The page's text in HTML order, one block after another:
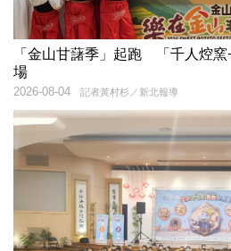
「金山甘藷季」起跑 「千人焢
場
記者黃村杉／新北報導
2026-08-04